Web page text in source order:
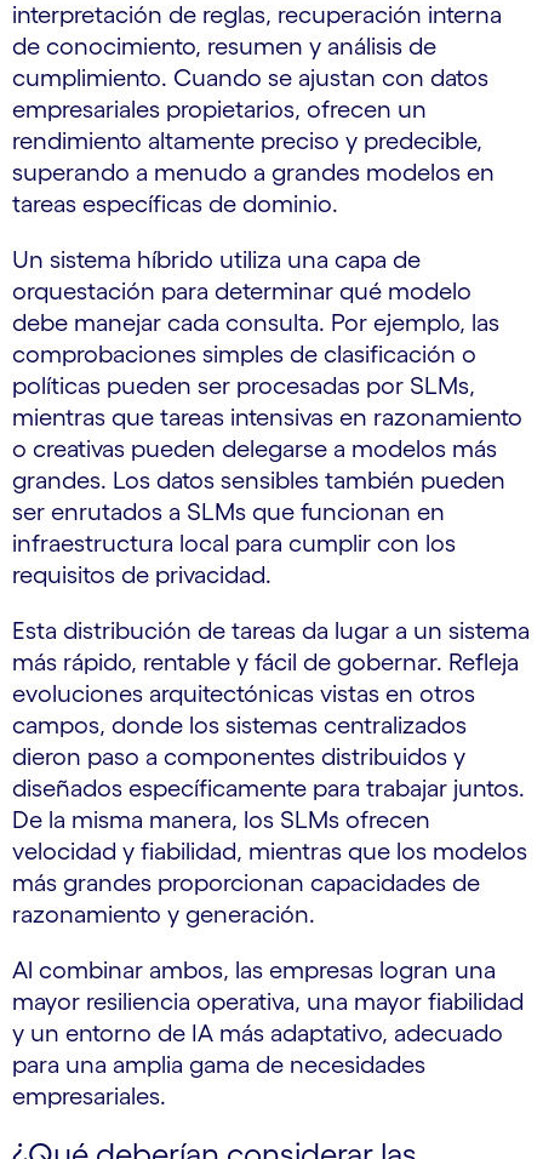
interpretación de reglas, recuperación interna
de conocimiento, resumen y análisis de
cumplimiento. Cuando se ajustan con datos
empresariales propietarios, ofrecen un
rendimiento altamente preciso y predecible,
superando a menudo a grandes modelos en
tareas específicas de dominio.
Un sistema híbrido utiliza una capa de
orquestación para determinar qué modelo
debe manejar cada consulta. Por ejemplo, las
comprobaciones simples de clasificación o
políticas pueden ser procesadas por SLMs,
mientras que tareas intensivas en razonamiento
o creativas pueden delegarse a modelos más
grandes. Los datos sensibles también pueden
ser enrutados a SLMs que funcionan en
infraestructura local para cumplir con los
requisitos de privacidad.
Esta distribución de tareas da lugar a un sistema
más rápido, rentable y fácil de gobernar. Refleja
evoluciones arquitectónicas vistas en otros
campos, donde los sistemas centralizados
dieron paso a componentes distribuidos y
diseñados específicamente para trabajar juntos.
De la misma manera, los SLMs ofrecen
velocidad y fiabilidad, mientras que los modelos
más grandes proporcionan capacidades de
razonamiento y generación.
Al combinar ambos, las empresas logran una
mayor resiliencia operativa, una mayor fiabilidad
y un entorno de IA más adaptativo, adecuado
para una amplia gama de necesidades
empresariales.